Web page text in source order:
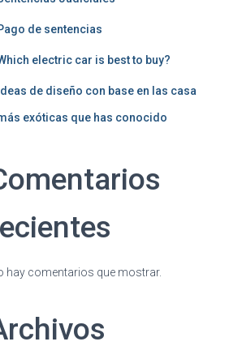
de sentencias
electric car is best to buy?
de diseño con base en las casa
exóticas que has conocido
hay comentarios que mostrar.